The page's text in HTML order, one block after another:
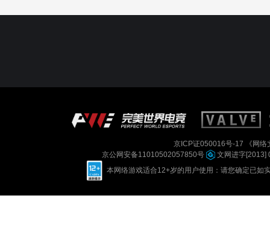
京ICP证050016号-17
《网
京公网安备11010502057850号
文网进字[2013]
本网络游戏适合12+岁的用户使用：请您确定已如